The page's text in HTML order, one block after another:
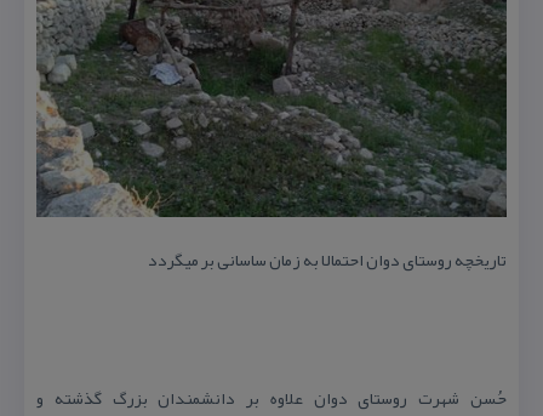
تاریخچه روستای دوان احتمالا به زمان ساسانی بر میگردد
حُسن شهرت روستای دوان علاوه بر دانشمندان بزرگ گذشته و